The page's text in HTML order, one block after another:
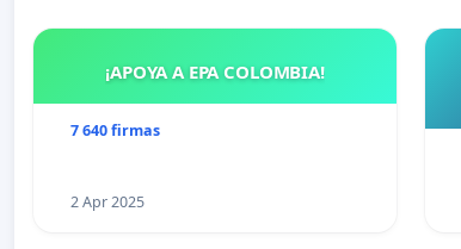
¡APOYA A EPA COLOMBIA!
7 640 firmas
2 Apr 2025